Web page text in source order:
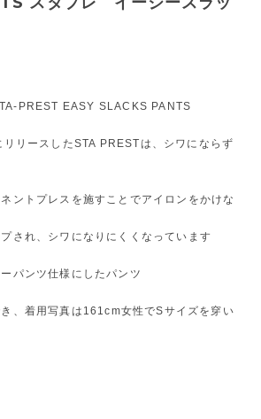
PREST EASY SLACKS PANTS
リースしたSTA PRESTは、シワにならず
ントプレスを施すことでアイロンをかけな
され、シワになりにくくなっています
パンツ仕様にしたパンツ
、着用写真は161cm女性でSサイズを穿い